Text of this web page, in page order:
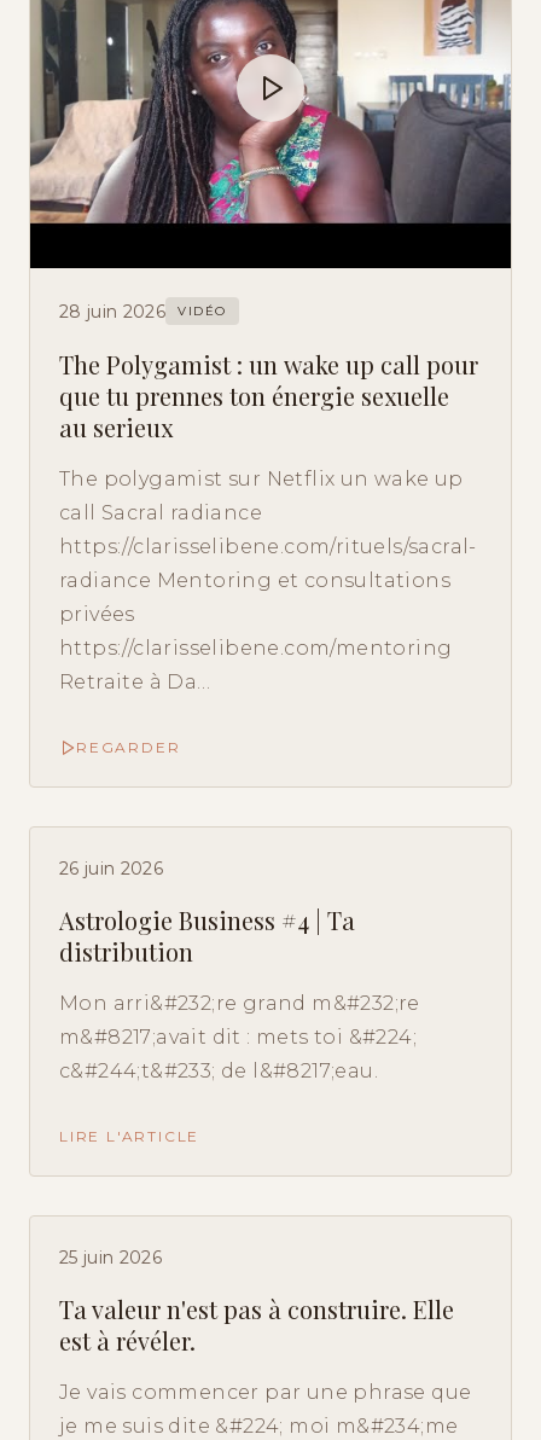
28 juin 2026 VIDÉO
The Polygamist : un wake up call pour
que tu prennes ton énergie sexuelle
au serieux
The polygamist sur Netflix un wake up
call Sacral radiance
https://clarisselibene.com/rituels/sacral-
radiance Mentoring et consultations
privées
https://clarisselibene.com/mentoring
Retraite à Da…
REGARDER
26 juin 2026
Astrologie Business #4 | Ta
distribution
Mon arri&#232;re grand m&#232;re
m&#8217;avait dit : mets toi &#224;
c&#244;t&#233; de l&#8217;eau.
LIRE L'ARTICLE
25 juin 2026
Ta valeur n'est pas à construire. Elle
est à révéler.
Je vais commencer par une phrase que
je me suis dite &#224; moi m&#234;me